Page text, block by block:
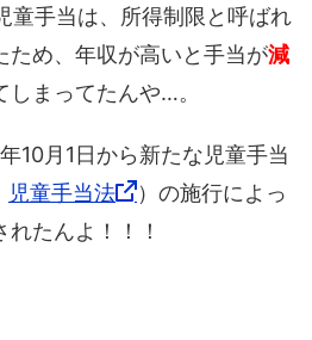
童手当は、所得制限と呼ばれ
ため、年収が高いと手当が減
しまってたんや…。
10月1日から新たな児童手当
児童手当法
）の施行によっ
れたんよ！！！